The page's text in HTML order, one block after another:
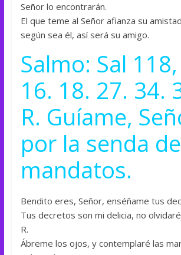
Señor lo encontrarán.
El que teme al Señor afianza su
según sea él, así será su amigo.
Salmo: Sal
16. 18. 27. 34.
R. Guíame,
por la senda
mandatos.
Bendito eres, Señor, enséñame tus
Tus decretos son mi delicia, no
R.
Ábreme los ojos, y contemplaré las